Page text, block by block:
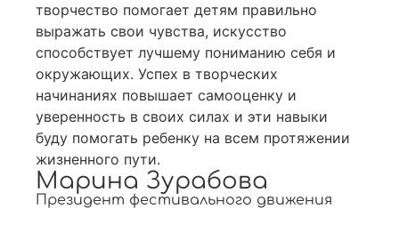
творчество помогает детям правильно
выражать свои чувства, искусство
способствует лучшему пониманию себя и
окружающих. Успех в творческих
начинаниях повышает самооценку и
уверенность в своих силах и эти навыки
буду помогать ребенку на всем протяжении
жизненного пути.
Марина Зурабова
Президент фестивального движения